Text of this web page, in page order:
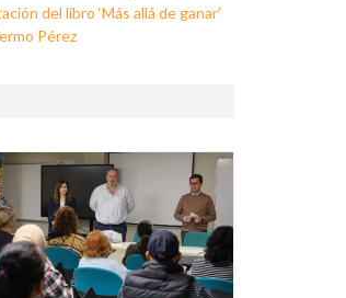
del libro ‘Más allá de ganar’
Pérez